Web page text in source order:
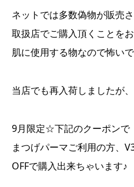
ネットでは多数偽物が販売
取扱店でご購入頂くことを
肌に使用する物なので怖い
当店でも再入荷しましたが
9月限定☆下記のクーポンで
まつげパーマご利用の方、
OFFで購入出来ちゃいます♪